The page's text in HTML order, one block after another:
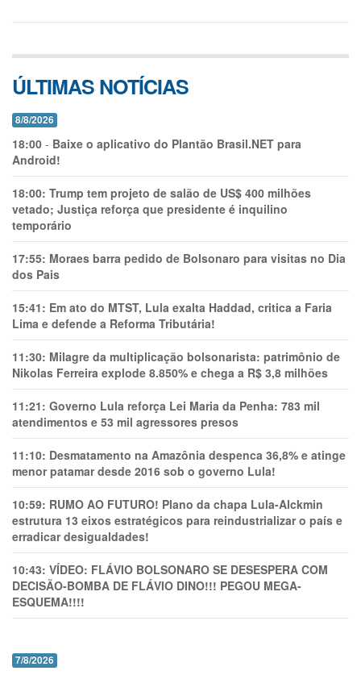
ÚLTIMAS NOTÍCIAS
8/8/2026
18:00 - Baixe o aplicativo do Plantão Brasil.NET para
Android!
18:00: Trump tem projeto de salão de US$ 400 milhões
vetado; Justiça reforça que presidente é inquilino
temporário
17:55: Moraes barra pedido de Bolsonaro para visitas no Dia
dos Pais
15:41: Em ato do MTST, Lula exalta Haddad, critica a Faria
Lima e defende a Reforma Tributária!
11:30: Milagre da multiplicação bolsonarista: patrimônio de
Nikolas Ferreira explode 8.850% e chega a R$ 3,8 milhões
11:21: Governo Lula reforça Lei Maria da Penha: 783 mil
atendimentos e 53 mil agressores presos
11:10: Desmatamento na Amazônia despenca 36,8% e atinge
menor patamar desde 2016 sob o governo Lula!
10:59: RUMO AO FUTURO! Plano da chapa Lula-Alckmin
estrutura 13 eixos estratégicos para reindustrializar o país e
erradicar desigualdades!
10:43: VÍDEO: FLÁVIO BOLSONARO SE DESESPERA COM
DECISÃO-BOMBA DE FLÁVIO DINO!!! PEGOU MEGA-
ESQUEMA!!!!
7/8/2026